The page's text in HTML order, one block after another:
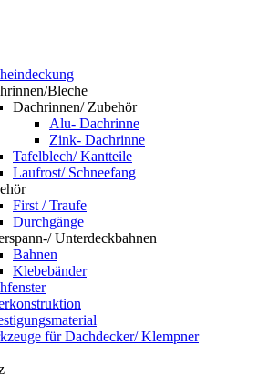
Bleche
Dachrinnen/ Zubehör
Alu- Dachrinne
Zink- Dachrinne
Tafelblech/ Kantteile
Laufrost/ Schneefang
First / Traufe
Durchgänge
Unterdeckbahnen
Bahnen
Klebebänder
für Dachdecker/ Klempner